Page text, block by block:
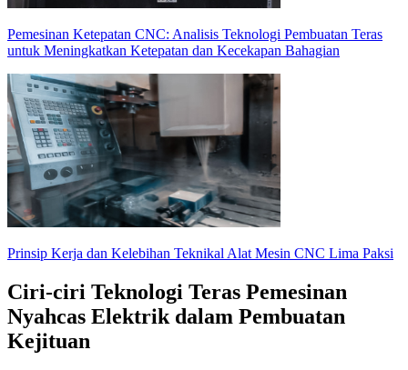
Pemesinan Ketepatan CNC: Analisis Teknologi Pembuatan Teras
untuk Meningkatkan Ketepatan dan Kecekapan Bahagian
Prinsip Kerja dan Kelebihan Teknikal Alat Mesin CNC Lima Paksi
Ciri-ciri Teknologi Teras Pemesinan
Nyahcas Elektrik dalam Pembuatan
Kejituan